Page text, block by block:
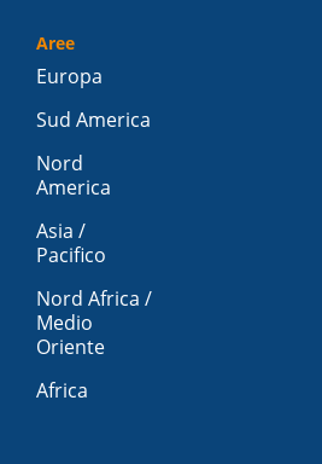
Aree
Europa
Sud America
Nord
America
Asia /
Pacifico
Nord Africa /
Medio
Oriente
Africa